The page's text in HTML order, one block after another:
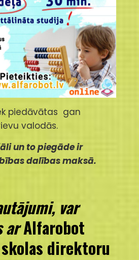
piedāvātas gan
valodās.
un to piegāde ir
dalības maksā.
var
arAlfarobot
direktoru